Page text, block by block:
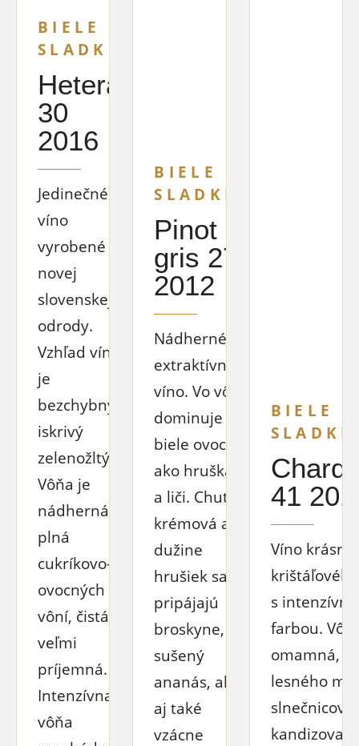
BIELE
SLADKÉ
Hetera
30
2016
Jedinečné
víno
vyrobené z
novej
slovenskej
odrody.
Vzhľad vína
je
bezchybný,
iskrivý
zelenožltý.
Vôňa je
nádherná,
plná
cukríkovo-
ovocných
vôní, čistá a
veľmi
príjemná.
Intenzívna
vôňa
BIELE
SLADKÉ
Pinot
gris 27
2012
Nádherné a
extraktívne
víno. Vo vôni
dominuje
biele ovocie
ako hruška
a liči. Chuť je
krémová a k
dužine
hrušiek sa
pripájajú
broskyne,
sušený
ananás, ale
aj také
vzácne
BIELE
SLADKÉ
41
Víno
s
farbou.
omamná,
lesného